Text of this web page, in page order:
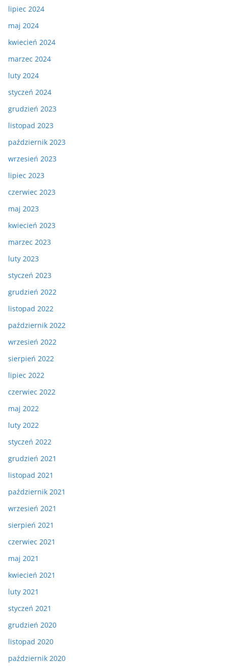
lipiec 2024
maj 2024
kwiecień 2024
marzec 2024
luty 2024
styczeń 2024
grudzień 2023
listopad 2023
październik 2023
wrzesień 2023
lipiec 2023
czerwiec 2023
maj 2023
kwiecień 2023
marzec 2023
luty 2023
styczeń 2023
grudzień 2022
listopad 2022
październik 2022
wrzesień 2022
sierpień 2022
lipiec 2022
czerwiec 2022
maj 2022
luty 2022
styczeń 2022
grudzień 2021
listopad 2021
październik 2021
wrzesień 2021
sierpień 2021
czerwiec 2021
maj 2021
kwiecień 2021
luty 2021
styczeń 2021
grudzień 2020
listopad 2020
październik 2020